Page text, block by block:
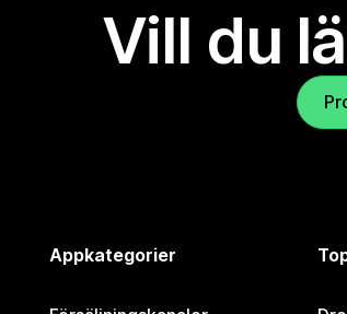
Vill du
Appkategorier